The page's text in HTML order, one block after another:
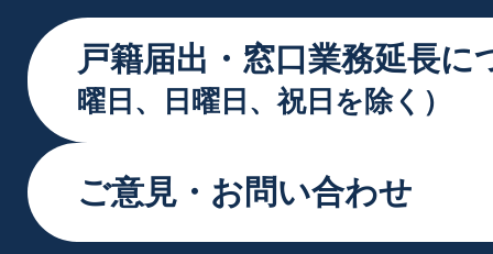
戸籍届出・窓口業務延長に
曜日、日曜日、祝日を除く）
ご意見・お問い合わせ